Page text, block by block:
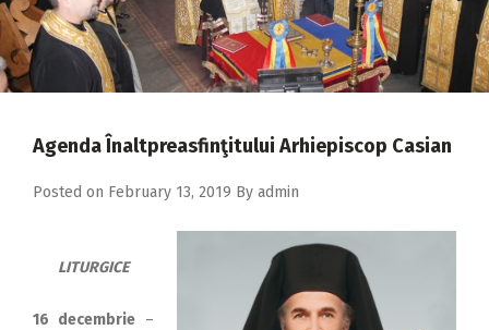
2020
2019
2017
2016
2013
Agenda Înaltpreasfinţitului Arhiepiscop Casian
Posted on February 13, 2019 By admin
LITURGICE
16 decembrie –